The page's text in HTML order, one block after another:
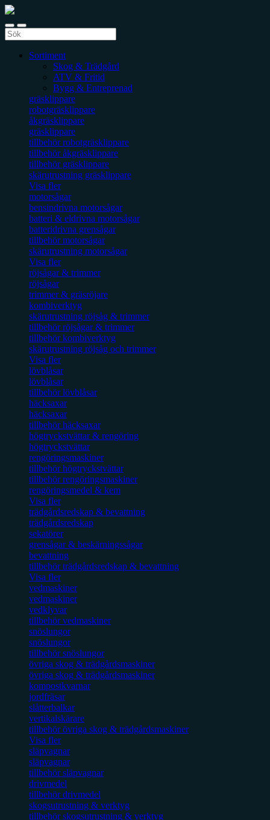
Sortiment
Skog & Trädgård
ATV & Fritid
Bygg & Entreprenad
gräsklippare
robotgräsklippare
åkgräsklippare
gräsklippare
tillbehör robotgräsklippare
tillbehör åkgräsklippare
tillbehör gräsklippare
skärutrustning gräsklippare
Visa fler
motorsågar
bensindrivna motorsågar
batteri & eldrivna motorsågar
batteridrivna grensågar
tillbehör motorsågar
skärutrustning motorsågar
Visa fler
röjsågar & trimmer
röjsågar
trimmer & gräsröjare
kombiverktyg
skärutrustning röjsåg & trimmer
tillbehör röjsågar & trimmer
tillbehör kombiverktyg
skärutrustning röjsåg och trimmer
Visa fler
lövblåsar
lövblåsar
tillbehör lövblåsar
häcksaxar
häcksaxar
tillbehör häcksaxar
högtryckstvättar & rengöring
högtryckstvättar
rengöringsmaskiner
tillbehör högtryckstvättar
tillbehör rengöringsmaskiner
rengöringsmedel & kem
Visa fler
trädgårdsredskap & bevattning
trädgårdsredskap
sekatörer
grensågar & beskärningssågar
bevattning
tillbehör trädgårdsredskap & bevattning
Visa fler
vedmaskiner
vedmaskiner
vedklyvar
tillbehör vedmaskiner
snöslungor
snöslungor
tillbehör snöslungor
övriga skog & trädgårdsmaskiner
övriga skog & trädgårdsmaskiner
kompostkvarnar
jordfräsar
slåtterbalkar
vertikalskärare
tillbehör övriga skog & trädgårdsmaskiner
Visa fler
släpvagnar
släpvagnar
tillbehör släpvagnar
drivmedel
tillbehör drivmedel
skogsutrustning & verktyg
tillbehör skogsutrustning & verktyg